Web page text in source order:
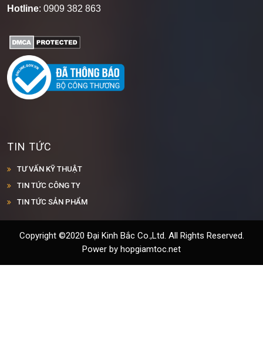
Hotline: 0909 382 863
TIN TỨC
TƯ VẤN KỸ THUẬT
TIN TỨC CÔNG TY
TIN TỨC SẢN PHẨM
Copyright ©2020 Đại Kinh Bắc Co.,Ltd. All Rights Reserved.
Power by hopgiamtoc.net